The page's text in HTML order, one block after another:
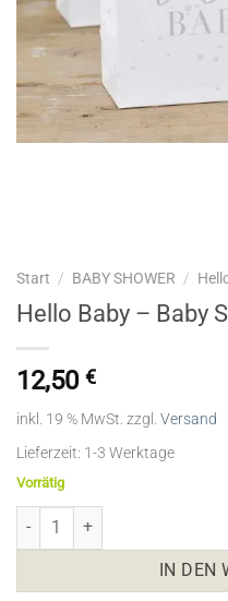
Start / BABY SHOWER /
Hello Baby – Baby
12,50 €
inkl. 19 % MwSt. zzgl. Versand
Lieferzeit: 1-3 Werktage
Vorrätig
Hello Baby - Baby Shower
IN DEN